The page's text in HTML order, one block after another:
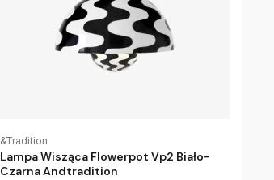
&Tradition
Lampa Wisząca Flowerpot Vp2 Biało-
Czarna Andtradition